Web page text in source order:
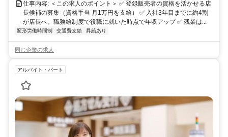
仕事内容: ＜この求人のポイント＞ ✅ 登録販売者の資格を活かせる店
長候補の募集（資格手当 月1万円を支給） ✅ 入社3年目までに約4割
が店長へ。職務給制度で役職に就いた時点で年収アップ ✅ 残業は...
変形労働時間制 交通費支給 昇給あり
同じ企業の求人
アルバイト・パート